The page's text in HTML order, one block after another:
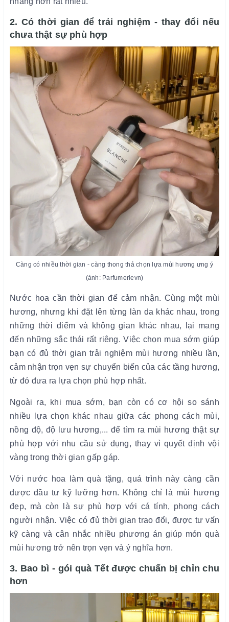
2. Có thời gian để trải nghiệm - thay đổi nếu
chưa thật sự phù hợp
Càng có nhiều thời gian - càng thong thả chọn lựa mùi hương ưng ý
(ảnh: Parfumerievn)
Nước hoa cần thời gian để cảm nhận. Cùng một mùi
hương, nhưng khi đặt lên từng làn da khác nhau, trong
những thời điểm và không gian khác nhau, lại mang
đến những sắc thái rất riêng. Việc chọn mua sớm giúp
bạn có đủ thời gian trải nghiệm mùi hương nhiều lần,
cảm nhận trọn vẹn sự chuyển biến của các tầng hương,
từ đó đưa ra lựa chọn phù hợp nhất.
Ngoài ra, khi mua sớm, bạn còn có cơ hội so sánh
nhiều lựa chọn khác nhau giữa các phong cách mùi,
nồng độ, độ lưu hương,... để tìm ra mùi hương thật sự
phù hợp với nhu cầu sử dụng, thay vì quyết định vội
vàng trong thời gian gấp gáp.
Với nước hoa làm quà tặng, quá trình này càng cần
được đầu tư kỹ lưỡng hơn. Không chỉ là mùi hương
đẹp, mà còn là sự phù hợp với cá tính, phong cách
người nhận. Việc có đủ thời gian trao đổi, được tư vấn
kỹ càng và cân nhắc nhiều phương án giúp món quà
mùi hương trở nên trọn vẹn và ý nghĩa hơn.
3. Bao bì - gói quà Tết được chuẩn bị chỉn chu
hơn